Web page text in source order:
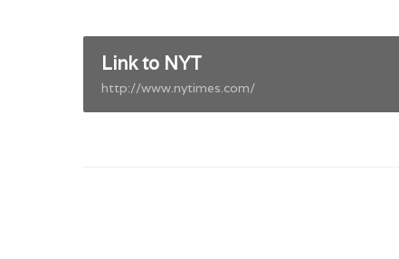
Link to NYT
http://www.nytimes.com/